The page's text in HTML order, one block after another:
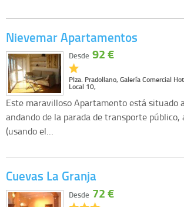
Nievemar Apartamentos
Plza. Pradollano, Galería Comercial
Local 10,
Desde 92 €
Este maravilloso Apartamento está situado
andando de la parada de transporte
(usando el…
Cuevas La Granja
Desde 72 €